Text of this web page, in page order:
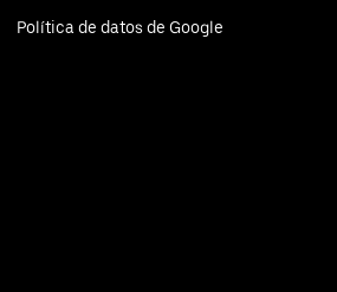
Política de datos de Google